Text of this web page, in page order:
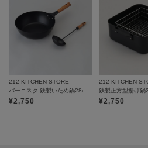
212 KITCHEN STORE
¥2,750
212 KITCHEN
¥2,750